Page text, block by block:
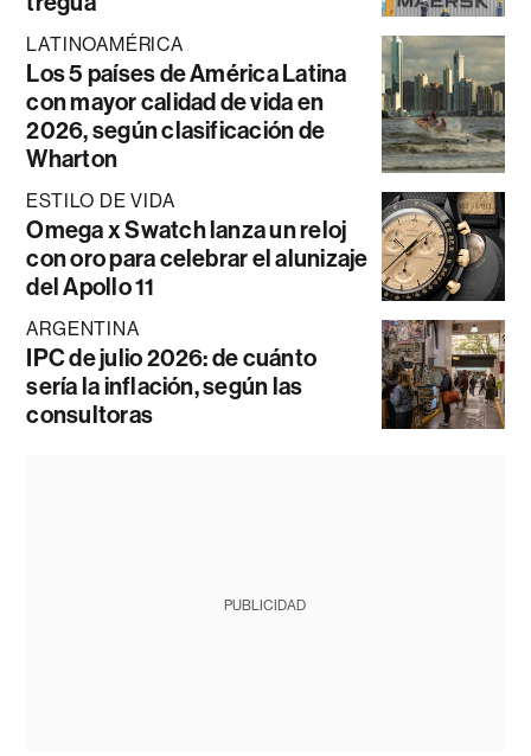
LATINOAMÉRICA
Los 5 países de América Latina
con mayor calidad de vida en
2026, según clasificación de
Wharton
ESTILO DE VIDA
Omega x Swatch lanza un reloj
con oro para celebrar el alunizaje
del Apollo 11
ARGENTINA
IPC de julio 2026: de cuánto
sería la inflación, según las
consultoras
PUBLICIDAD